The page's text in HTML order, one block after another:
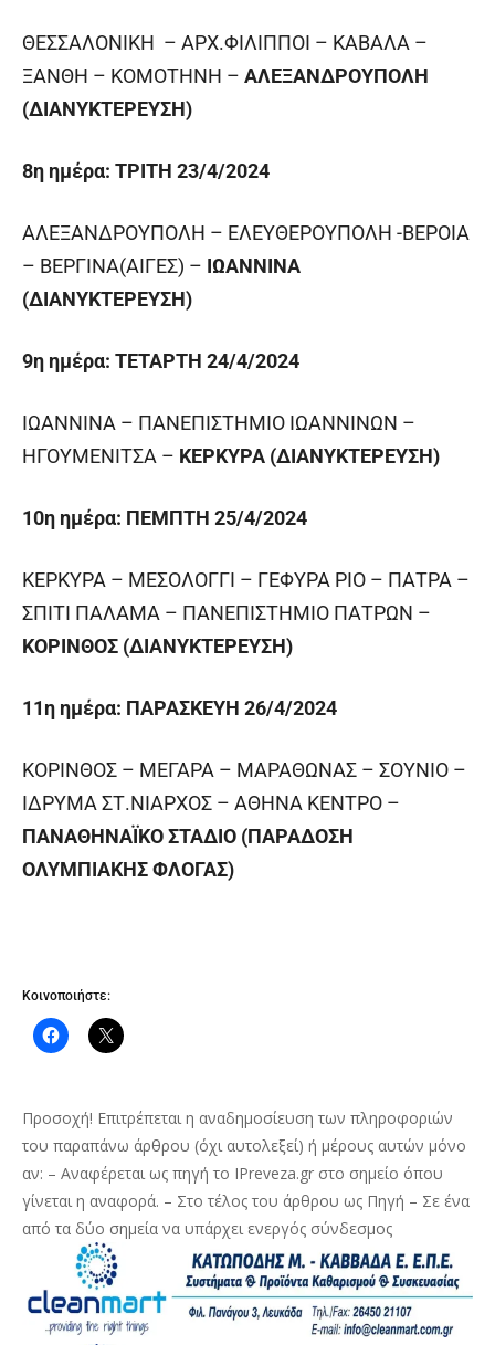
ΘΕΣΣΑΛΟΝΙΚΗ – ΑΡΧ.ΦΙΛΙΠΠΟΙ – ΚΑΒΑΛΑ –
ΞΑΝΘΗ – ΚΟΜΟΤΗΝΗ – ΑΛΕΞΑΝΔΡΟΥΠΟΛΗ
(ΔΙΑΝΥΚΤΕΡΕΥΣΗ)
8η ημέρα: ΤΡΙΤΗ 23/4/2024
ΑΛΕΞΑΝΔΡΟΥΠΟΛΗ – ΕΛΕΥΘΕΡΟΥΠΟΛΗ -ΒΕΡΟΙΑ
– ΒΕΡΓΙΝΑ(ΑΙΓΕΣ) – ΙΩΑΝΝΙΝΑ
(ΔΙΑΝΥΚΤΕΡΕΥΣΗ)
9η ημέρα: ΤΕΤΑΡΤΗ 24/4/2024
ΙΩΑΝΝΙΝΑ – ΠΑΝΕΠΙΣΤΗΜΙΟ ΙΩΑΝΝΙΝΩΝ –
ΗΓΟΥΜΕΝΙΤΣΑ – ΚΕΡΚΥΡΑ (ΔΙΑΝΥΚΤΕΡΕΥΣΗ)
10η ημέρα: ΠΕΜΠΤΗ 25/4/2024
ΚΕΡΚΥΡΑ – ΜΕΣΟΛΟΓΓΙ – ΓΕΦΥΡΑ ΡΙΟ – ΠΑΤΡΑ –
ΣΠΙΤΙ ΠΑΛΑΜΑ – ΠΑΝΕΠΙΣΤΗΜΙΟ ΠΑΤΡΩΝ –
ΚΟΡΙΝΘΟΣ (ΔΙΑΝΥΚΤΕΡΕΥΣΗ)
11η ημέρα: ΠΑΡΑΣΚΕΥΗ 26/4/2024
ΚΟΡΙΝΘΟΣ – ΜΕΓΑΡΑ – ΜΑΡΑΘΩΝΑΣ – ΣΟΥΝΙΟ –
ΙΔΡΥΜΑ ΣΤ.ΝΙΑΡΧΟΣ – ΑΘΗΝΑ ΚΕΝΤΡΟ –
ΠΑΝΑΘΗΝΑΪΚΟ ΣΤΑΔΙΟ (ΠΑΡΑΔΟΣΗ
ΟΛΥΜΠΙΑΚΗΣ ΦΛΟΓΑΣ)
Κοινοποιήστε:
Προσοχή! Επιτρέπεται η αναδημοσίευση των πληροφοριών
του παραπάνω άρθρου (όχι αυτολεξεί) ή μέρους αυτών μόνο
αν: – Αναφέρεται ως πηγή το IPreveza.gr στο σημείο όπου
γίνεται η αναφορά. – Στο τέλος του άρθρου ως Πηγή – Σε ένα
από τα δύο σημεία να υπάρχει ενεργός σύνδεσμος